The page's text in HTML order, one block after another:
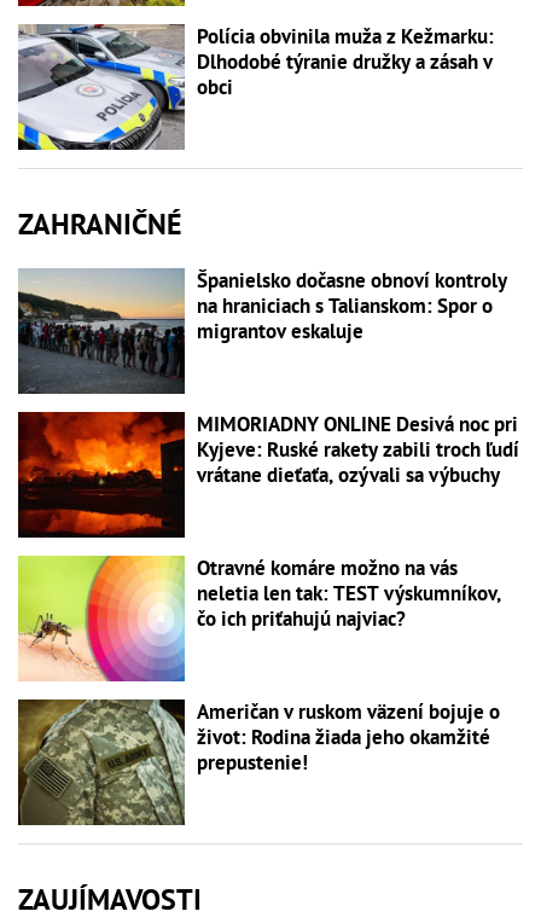
Polícia obvinila muža z Kežmarku:
Dlhodobé týranie družky a zásah v
obci
ZAHRANIČNÉ
Španielsko dočasne obnoví kontroly
na hraniciach s Talianskom: Spor o
migrantov eskaluje
MIMORIADNY ONLINE Desivá noc pri
Kyjeve: Ruské rakety zabili troch ľudí
vrátane dieťaťa, ozývali sa výbuchy
Otravné komáre možno na vás
neletia len tak: TEST výskumníkov,
čo ich priťahujú najviac?
Američan v ruskom väzení bojuje o
život: Rodina žiada jeho okamžité
prepustenie!
ZAUJÍMAVOSTI